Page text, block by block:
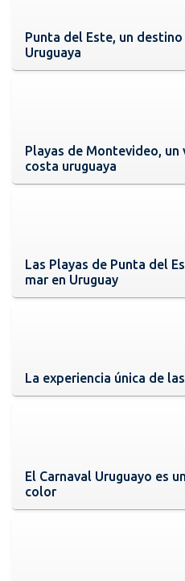
Punta del Este, un
Uruguaya
Playas de Montevideo,
costa uruguaya
Las Playas de Punta del
mar en Uruguay
La experiencia única de
El Carnaval Uruguayo es
color